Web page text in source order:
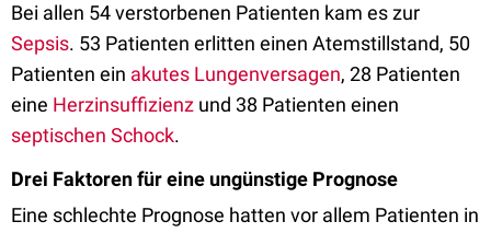
Bei allen 54 verstorbenen Patienten kam es zur
Sepsis. 53 Patienten erlitten einen Atemstillstand, 50
Patienten ein akutes Lungenversagen, 28 Patienten
eine Herzinsuffizienz und 38 Patienten einen
septischen Schock.
Drei Faktoren für eine ungünstige Prognose
Eine schlechte Prognose hatten vor allem Patienten in